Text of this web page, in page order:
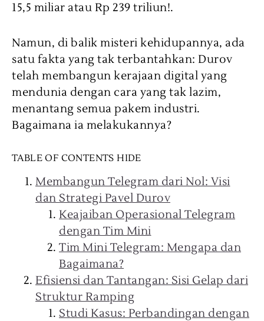
15,5 miliar atau Rp 239 triliun!.
Namun, di balik misteri kehidupannya, ada
satu fakta yang tak terbantahkan: Durov
telah membangun kerajaan digital yang
mendunia dengan cara yang tak lazim,
menantang semua pakem industri.
Bagaimana ia melakukannya?
TABLE OF CONTENTSHIDE
Membangun Telegram dari Nol: Visi
dan Strategi Pavel Durov
Keajaiban Operasional Telegram
dengan Tim Mini
Tim Mini Telegram: Mengapa dan
Bagaimana?
Efisiensi dan Tantangan: Sisi Gelap dari
Struktur Ramping
Studi Kasus: Perbandingan dengan